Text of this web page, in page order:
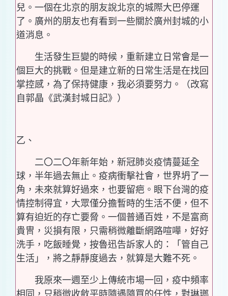
兒。一個在北京的朋友說北京的城際大巴停運
了。廣州的朋友也有看到一些關於廣州封城的小
道消息。
生活發生巨變的時候，重新建立日常會是一
個巨大的挑戰。但是建立新的日常生活是在找回
掌控感，為了保持健康，我必須要努力。（改寫
自郭晶《武漢封城日記》）
乙、
二〇二〇年新年始，新冠肺炎疫情蔓延全
球，半年過去無止。疫病衝擊社會，世界坍了一
角，未來就算好過來，也要留疤。眼下台灣的疫
情控制得宜，大眾僅分擔暫時的生活不便，但不
算有迫近的存亡要脅。一個普通百姓，不是富商
貴冑，災損有限，只需稍微離斷網路喧嘩，好好
洗手，吃飯睡覺，按魯迅告訴家人的：「管自己
生活」，將之靜靜度過去，就算是大難不死。
我原來一週至少上傳統市場一回，疫中頻率